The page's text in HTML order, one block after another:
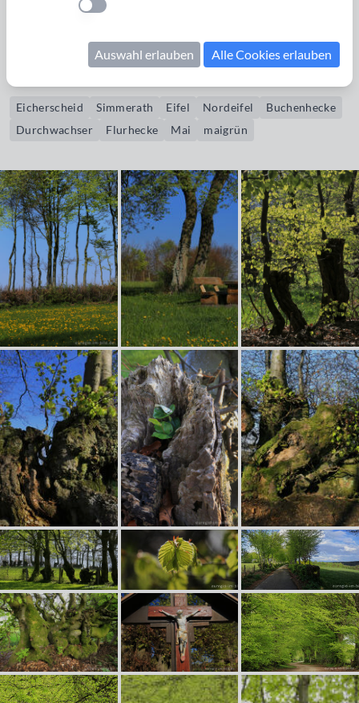
Der Flurheckenweg von Eicherscheid im Mai
Eicherscheid Simmerath Eifel Nordeifel
Buchenhecke
Durchwachser
Flurhecke Mai maigrün
Einstellung anwenden
Auswahl erlauben Alle Cookies erlauben